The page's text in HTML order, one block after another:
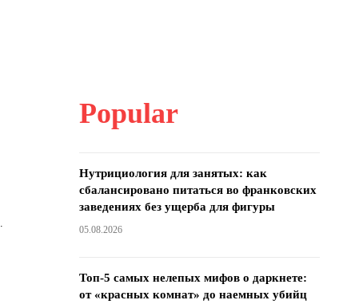
Popular
Нутрициология для занятых: как
сбалансировано питаться во франковских
заведениях без ущерба для фигуры
05.08.2026
Топ-5 самых нелепых мифов о даркнете:
от «красных комнат» до наемных убийц